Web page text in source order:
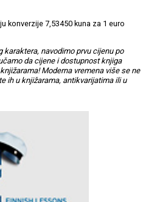
konverzije 7,53450 kuna za 1 euro
karaktera, navodimo prvu cijenu po
da cijene i dostupnost knjiga
Moderna vremena više se ne
ih u knjižarama, antikvarijatima ili u